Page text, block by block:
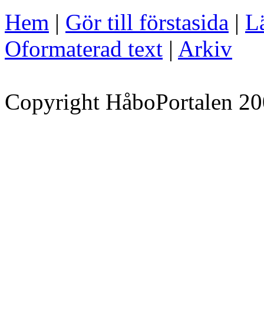
Hem | Gör till förstasida |
Oformaterad text | Arkiv
Copyright HåboPortalen